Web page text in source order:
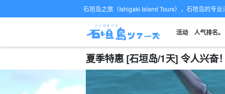
石垣岛之旅（Ishigaki Island Tours），石垣岛的专业
活动 人气排名。
夏季特惠 [石垣岛/1天] 令人兴奋